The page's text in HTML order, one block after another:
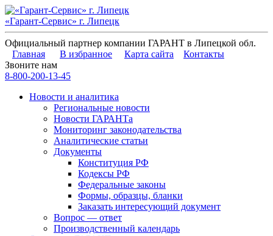
«Гарант-Сервис» г. Липецк
Официальный партнер компании ГАРАНТ в Липецкой обл.
Главная
В избранное Карта сайта
Контакты
Звоните нам
8-800-200-13-45
Новости и аналитика
Региональные новости
Новости ГАРАНТа
Мониторинг законодательства
Аналитические статьи
Документы
Конституция РФ
Кодексы РФ
Федеральные законы
Формы, образцы, бланки
Заказать интересующий документ
Вопрос — ответ
Производственный календарь